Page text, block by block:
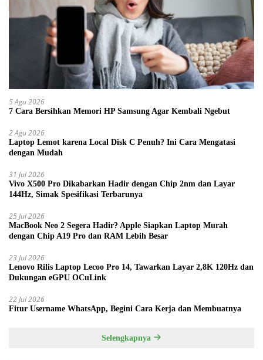
5 Agu 2026
7 Cara Bersihkan Memori HP Samsung Agar Kembali Ngebut
2 Agu 2026
Laptop Lemot karena Local Disk C Penuh? Ini Cara Mengatasi
dengan Mudah
31 Jul 2026
Vivo X500 Pro Dikabarkan Hadir dengan Chip 2nm dan Layar
144Hz, Simak Spesifikasi Terbarunya
25 Jul 2026
MacBook Neo 2 Segera Hadir? Apple Siapkan Laptop Murah
dengan Chip A19 Pro dan RAM Lebih Besar
23 Jul 2026
Lenovo Rilis Laptop Lecoo Pro 14, Tawarkan Layar 2,8K 120Hz dan
Dukungan eGPU OCuLink
22 Jul 2026
Fitur Username WhatsApp, Begini Cara Kerja dan Membuatnya
Selengkapnya